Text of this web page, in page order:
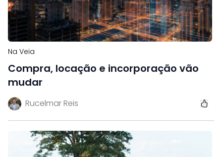
Na Veia
Compra, locação e incorporação vão
mudar
Rucelmar Reis